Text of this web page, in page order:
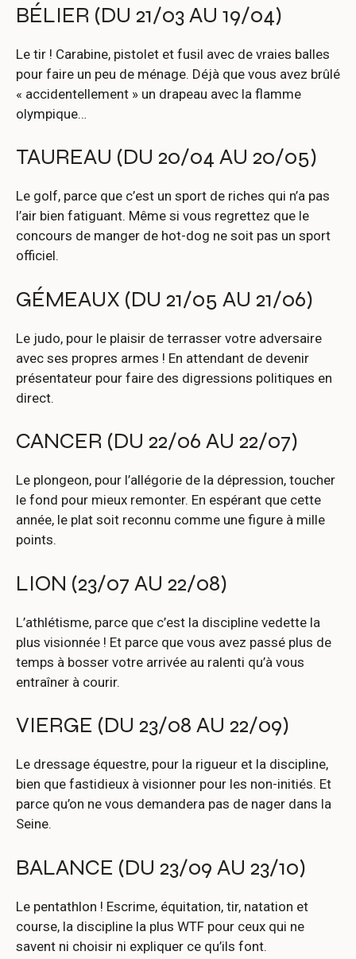
BÉLIER (DU 21/03 AU 19/04)
Le tir ! Carabine, pistolet et fusil avec de vraies balles
pour faire un peu de ménage. Déjà que vous avez brûlé
« accidentellement » un drapeau avec la flamme
olympique…
TAUREAU (DU 20/04 AU 20/05)
Le golf, parce que c’est un sport de riches qui n’a pas
l’air bien fatiguant. Même si vous regrettez que le
concours de manger de hot-dog ne soit pas un sport
officiel.
GÉMEAUX (DU 21/05 AU 21/06)
Le judo, pour le plaisir de terrasser votre adversaire
avec ses propres armes ! En attendant de devenir
présentateur pour faire des digressions politiques en
direct.
CANCER (DU 22/06 AU 22/07)
Le plongeon, pour l’allégorie de la dépression, toucher
le fond pour mieux remonter. En espérant que cette
année, le plat soit reconnu comme une figure à mille
points.
LION (23/07 AU 22/08)
L’athlétisme, parce que c’est la discipline vedette la
plus visionnée ! Et parce que vous avez passé plus de
temps à bosser votre arrivée au ralenti qu’à vous
entraîner à courir.
VIERGE (DU 23/08 AU 22/09)
Le dressage équestre, pour la rigueur et la discipline,
bien que fastidieux à visionner pour les non-initiés. Et
parce qu’on ne vous demandera pas de nager dans la
Seine.
BALANCE (DU 23/09 AU 23/10)
Le pentathlon ! Escrime, équitation, tir, natation et
course, la discipline la plus WTF pour ceux qui ne
savent ni choisir ni expliquer ce qu’ils font.